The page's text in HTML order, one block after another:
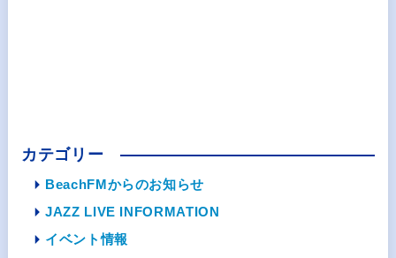
カテゴリー
BeachFMからのお知らせ
JAZZ LIVE INFORMATION
イベント情報